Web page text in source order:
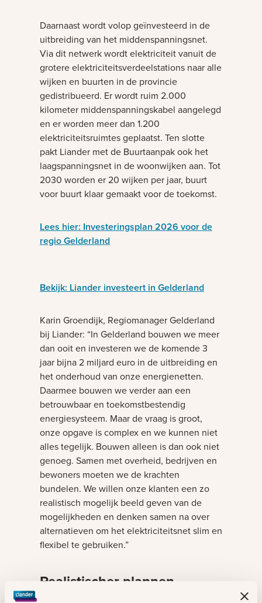
Daarnaast wordt volop geïnvesteerd in de
uitbreiding van het middenspanningsnet.
Via dit netwerk wordt elektriciteit vanuit de
grotere elektriciteitsverdeelstations naar alle
wijken en buurten in de provincie
gedistribueerd. Er wordt ruim 2.000
kilometer middenspanningskabel aangelegd
en er worden meer dan 1.200
elektriciteitsruimtes geplaatst. Ten slotte
pakt Liander met de Buurtaanpak ook het
laagspanningsnet in de woonwijken aan. Tot
2030 worden er 20 wijken per jaar, buurt
voor buurt klaar gemaakt voor de toekomst.
Lees hier: Investeringsplan 2026 voor de
regio Gelderland
Bekijk: Liander investeert in Gelderland
Karin Groendijk, Regiomanager Gelderland
bij Liander: “In Gelderland bouwen we meer
dan ooit en investeren we de komende 3
jaar bijna 2 miljard euro in de uitbreiding en
het onderhoud van onze energienetten.
Daarmee bouwen we verder aan een
betrouwbaar en toekomstbestendig
energiesysteem. Maar de vraag is groot,
onze opgave is complex en we kunnen niet
alles tegelijk. Bouwen alleen is dan ook niet
genoeg. Samen met overheid, bedrijven en
bewoners moeten we de krachten
bundelen. We willen onze klanten een zo
realistisch mogelijk beeld geven van de
mogelijkheden en denken samen na over
alternatieven om het elektriciteitsnet slim en
flexibel te gebruiken.”
Realistischer plannen